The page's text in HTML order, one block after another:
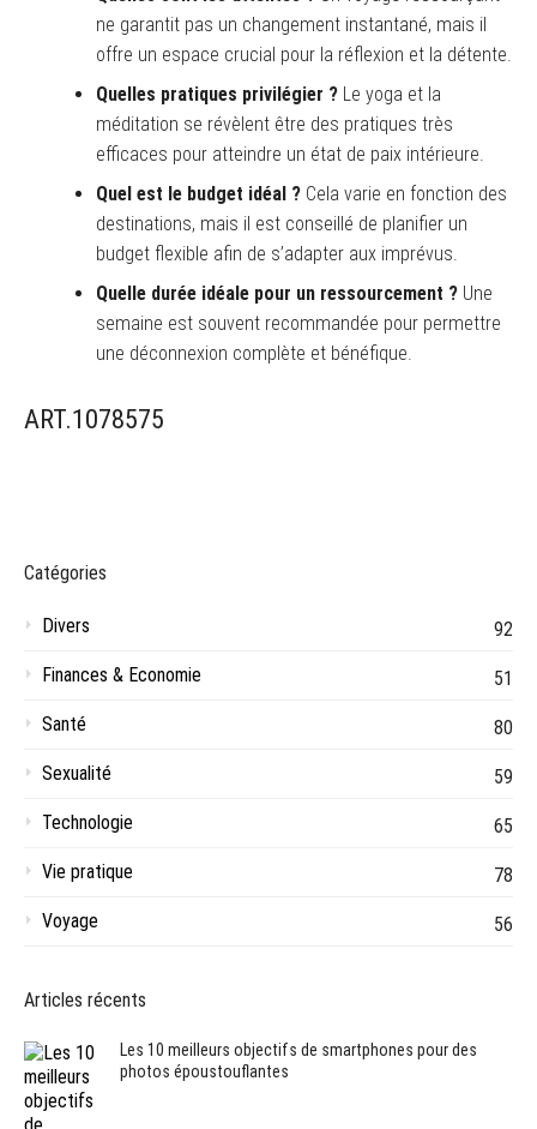
ne garantit pas un changement instantané, mais il
offre un espace crucial pour la réflexion et la détente.
Quelles pratiques privilégier ? Le yoga et la
méditation se révèlent être des pratiques très
efficaces pour atteindre un état de paix intérieure.
Quel est le budget idéal ? Cela varie en fonction des
destinations, mais il est conseillé de planifier un
budget flexible afin de s’adapter aux imprévus.
Quelle durée idéale pour un ressourcement ? Une
semaine est souvent recommandée pour permettre
une déconnexion complète et bénéfique.
ART.1078575
Catégories
Divers
92
Finances & Economie
51
Santé
80
Sexualité
59
Technologie
65
Vie pratique
78
Voyage
56
Articles récents
Les 10 meilleurs objectifs de smartphones pour des
photos époustouflantes